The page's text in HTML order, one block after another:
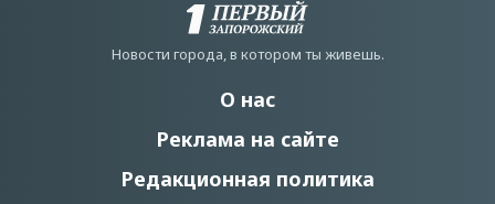
Новости города, в котором ты живешь.
О нас
Реклама на сайте
Редакционная политика